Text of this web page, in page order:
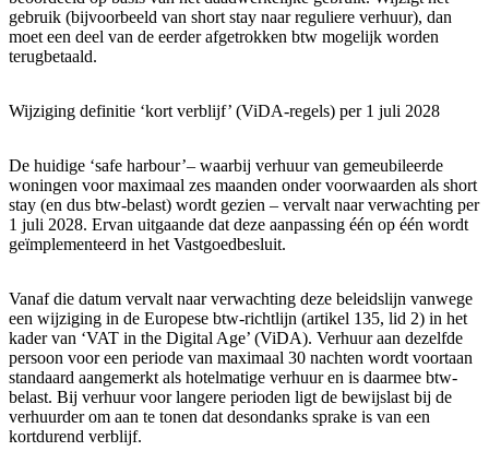
gebruik (bijvoorbeeld van short stay naar reguliere verhuur), dan
moet een deel van de eerder afgetrokken btw mogelijk worden
terugbetaald.
Wijziging definitie ‘kort verblijf’ (ViDA-regels) per 1 juli 2028
De huidige ‘safe harbour’– waarbij verhuur van gemeubileerde
woningen voor maximaal zes maanden onder voorwaarden als short
stay (en dus btw-belast) wordt gezien – vervalt naar verwachting per
1 juli 2028. Ervan uitgaande dat deze aanpassing één op één wordt
geïmplementeerd in het Vastgoedbesluit.
Vanaf die datum vervalt naar verwachting deze beleidslijn vanwege
een wijziging in de Europese btw-richtlijn (artikel 135, lid 2) in het
kader van ‘VAT in the Digital Age’ (ViDA). Verhuur aan dezelfde
persoon voor een periode van maximaal 30 nachten wordt voortaan
standaard aangemerkt als hotelmatige verhuur en is daarmee btw-
belast. Bij verhuur voor langere perioden ligt de bewijslast bij de
verhuurder om aan te tonen dat desondanks sprake is van een
kortdurend verblijf.